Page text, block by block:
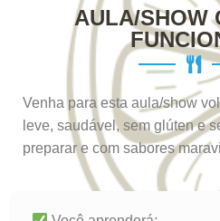
AULA/SHOW
Venha para esta aula/show
leve, saudável, sem glúten e
preparar e com sabores